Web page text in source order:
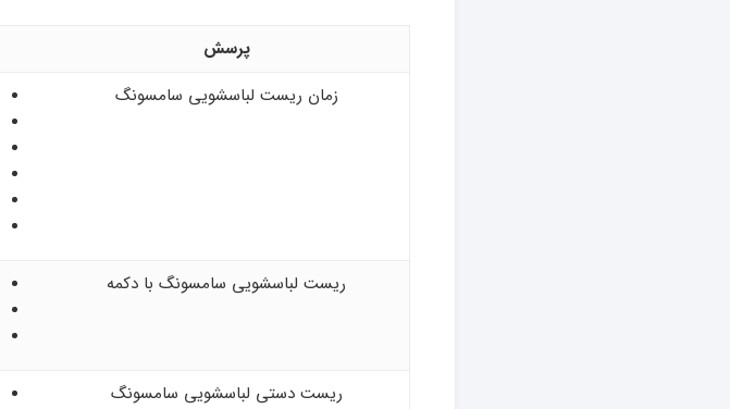
پرسش
زمان ریست لباسشویی سامسونگ
ریست لباسشویی سامسونگ با دکمه
ریست دستی لباسشویی سامسونگ